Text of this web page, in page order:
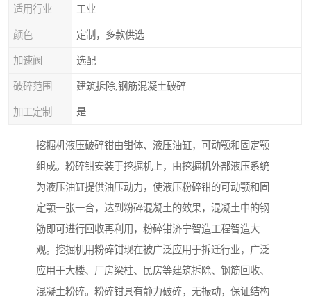
适用行业 工业
颜色 定制，多款供选
加速阀 选配
破碎范围 建筑拆除,钢筋混凝土破碎
加工定制 是
挖掘机液压破碎钳由钳体、液压油缸，可动颚和固定颚
组成。粉碎钳安装于挖掘机上，由挖掘机外部液压系统
为液压油缸提供油压动力，使液压粉碎钳的可动颚和固
定颚一张一合，达到粉碎混凝土的效果，混凝土中的钢
筋即可进行回收再利用，粉碎钳济宁智造工程智造大
观。挖掘机用粉碎钳现在被广泛应用于拆迁行业，广泛
应用于大楼、厂房梁柱、民房等建筑拆除、钢筋回收、
混凝土粉碎。粉碎钳具有静力破碎，无振动，保证结构